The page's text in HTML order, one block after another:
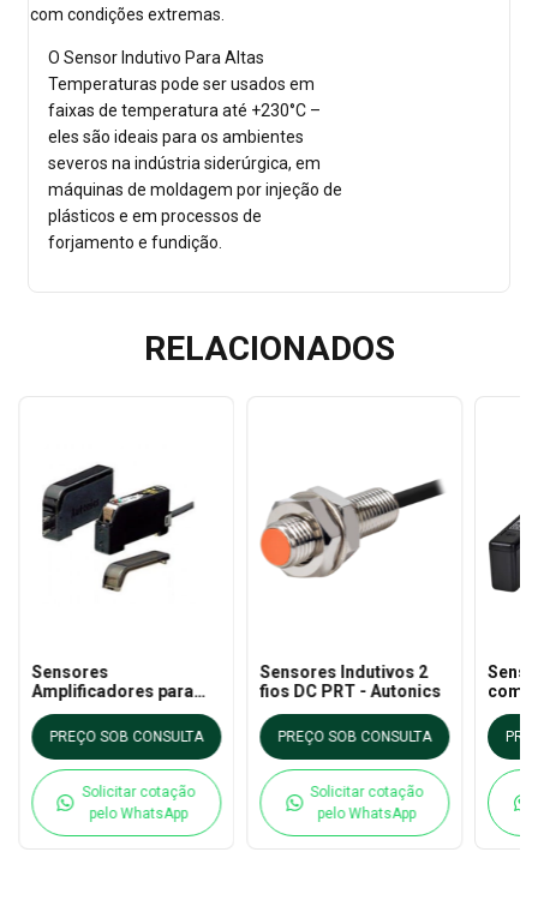
com condições extremas.
O Sensor Indutivo Para Altas
Temperaturas pode ser usados em
faixas de temperatura até +230°C –
eles são ideais para os ambientes
severos na indústria siderúrgica, em
máquinas de moldagem por injeção de
plásticos e em processos de
forjamento e fundição.
RELACIONADOS
Sensores
Amplificadores para
Fibra Ótica BF4R -
Autonics
PREÇO SOB CONSULTA
Solicitar cotação
pelo WhatsApp
Sensores Indutivos 2
fios DC PRT - Autonics
PREÇO SOB CONSULTA
Solicitar cotação
pelo WhatsApp
com
-